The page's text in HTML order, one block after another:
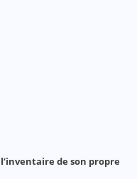
de son propre